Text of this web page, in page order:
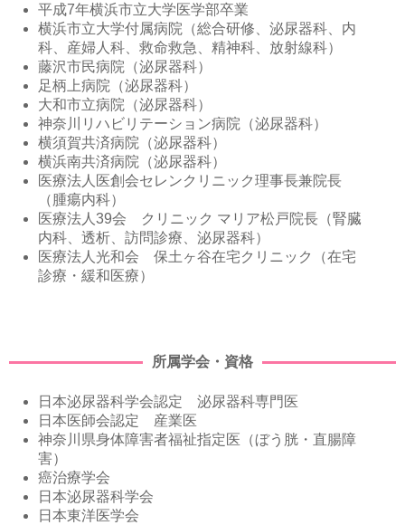
平成7年横浜市立大学医学部卒業
横浜市立大学付属病院（総合研修、泌尿器科、内
科、産婦人科、救命救急、精神科、放射線科）
藤沢市民病院（泌尿器科）
足柄上病院（泌尿器科）
大和市立病院（泌尿器科）
神奈川リハビリテーション病院（泌尿器科）
横須賀共済病院（泌尿器科）
横浜南共済病院（泌尿器科）
医療法人医創会セレンクリニック理事長兼院長
（腫瘍内科）
医療法人39会 クリニック マリア松戸院長（腎臓
内科、透析、訪問診療、泌尿器科）
医療法人光和会 保土ヶ谷在宅クリニック（在宅
診療・緩和医療）
所属学会・資格
日本泌尿器科学会認定 泌尿器科専門医
日本医師会認定 産業医
神奈川県身体障害者福祉指定医（ぼう胱・直腸障
害）
癌治療学会
日本泌尿器科学会
日本東洋医学会